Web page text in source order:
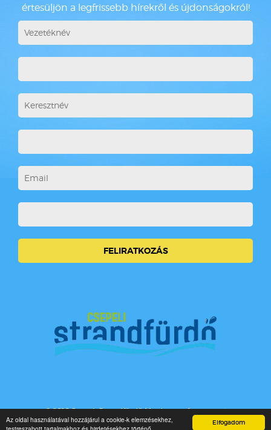
Elfogadom
Az oldal használatával hozzájárul a cookie-k elemzésekhez,
értesüljön a legfrissebb hírekről és újdonságokról!
© 2016 Csepeli Strandfürdő Minden jog fenntartva!